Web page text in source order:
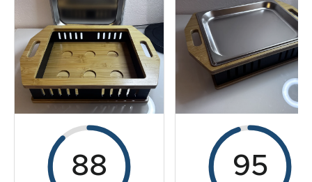
Preis-/ Leistungsverhältnis
Gesamtergebnis
88 95